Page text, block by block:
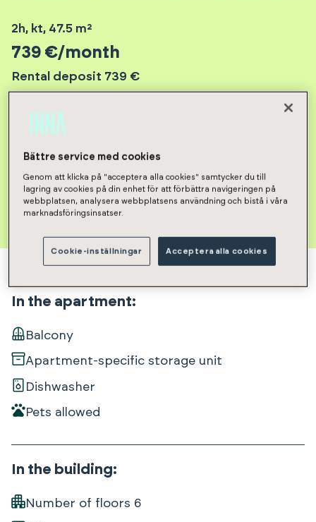
2h, kt, 47.5 m²
739 €/month
Rental deposit 739 €
application
In the apartment:
Balcony
Apartment-specific storage unit
Dishwasher
Pets allowed
In the building:
Number of floors 6
Bättre service med cookies
Genom att klicka på "acceptera alla cookies" samtycker du till
lagring av cookies på din enhet för att förbättra navigeringen på
webbplatsen, analysera webbplatsens användning och bistå i våra
marknadsföringsinsatser.
Cookie-inställningar Acceptera alla cookies